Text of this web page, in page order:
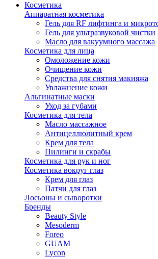
Косметика
Аппаратная косметика
Гель для RF лифтинга и
Гель для ультразвуковой чистки
Масло для вакуумного массажа
Косметика для лица
Омоложение кожи
Очищение кожи
Средства для снятия макияжа
Увлажнение кожи
Альгинатные маски
Уход за губами
Косметика для тела
Масло массажное
Антицеллюлитный крем
Крем для тела
Пилинги и скрабы
Косметика для рук и ног
Косметика вокруг глаз
Крем для глаз
Патчи для глаз
Лосьоны и сыворотки
Бренды
Beauty Style
Mesoderm
Foreo
GUAM
Lycon